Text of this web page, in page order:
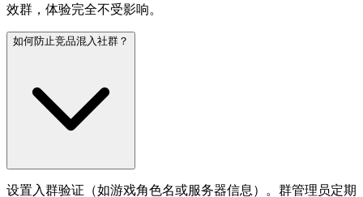
效群，体验完全不受影响。
如何防止竞品混入社群？
设置入群验证（如游戏角色名或服务器信息）。群管理员定期